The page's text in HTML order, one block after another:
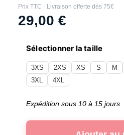
Prix TTC · Livraison offerte dès 75€
29,00 €
Sélectionner la taille
3XS 2XS XS S M
3XL
4XL
Expédition sous 10 à 15 jours